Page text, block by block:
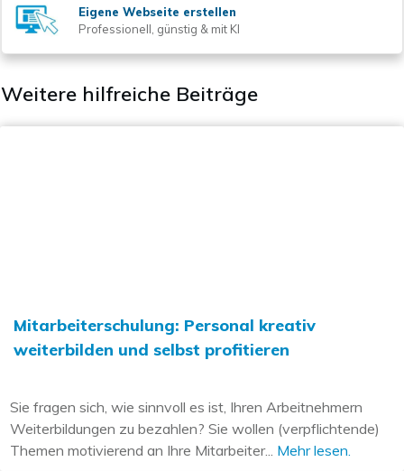
Eigene Webseite erstellen
Professionell, günstig & mit KI
Weitere hilfreiche Beiträge
Mitarbeiterschulung: Personal kreativ
weiterbilden und selbst profitieren
Sie fragen sich, wie sinnvoll es ist, Ihren Arbeitnehmern
Weiterbildungen zu bezahlen? Sie wollen (verpflichtende)
Themen motivierend an Ihre Mitarbeiter... Mehr lesen.